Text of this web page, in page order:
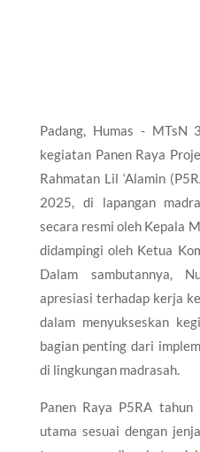
Padang, Humas - MTsN
kegiatan Panen Raya
Rahmatan Lil ‘Alamin
2025, di lapangan
secara resmi oleh Kepala
didampingi oleh Ketua
Dalam sambutannya,
apresiasi terhadap kerja
dalam menyukseskan
bagian penting dari
di lingkungan madrasah.
Panen Raya P5RA
utama sesuai dengan